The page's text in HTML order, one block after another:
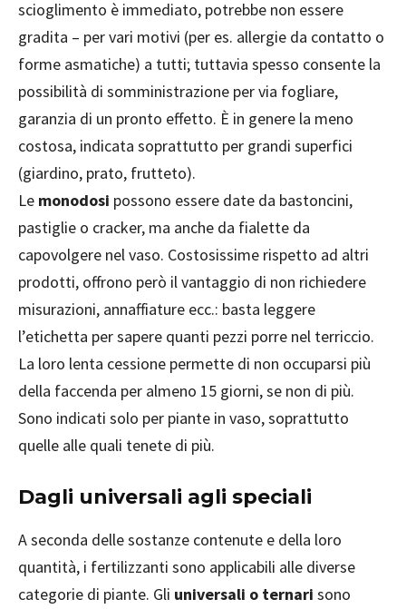
scioglimento è immediato, potrebbe non essere
gradita – per vari motivi (per es. allergie da contatto o
forme asmatiche) a tutti; tuttavia spesso consente la
possibilità di somministrazione per via fogliare,
garanzia di un pronto effetto. È in genere la meno
costosa, indicata soprattutto per grandi superfici
(giardino, prato, frutteto).
Le monodosi possono essere date da bastoncini,
pastiglie o cracker, ma anche da fialette da
capovolgere nel vaso. Costosissime rispetto ad altri
prodotti, offrono però il vantaggio di non richiedere
misurazioni, annaffiature ecc.: basta leggere
l’etichetta per sapere quanti pezzi porre nel terriccio.
La loro lenta cessione permette di non occuparsi più
della faccenda per almeno 15 giorni, se non di più.
Sono indicati solo per piante in vaso, soprattutto
quelle alle quali tenete di più.
Dagli universali agli speciali
A seconda delle sostanze contenute e della loro
quantità, i fertilizzanti sono applicabili alle diverse
categorie di piante. Gli universali o ternari sono